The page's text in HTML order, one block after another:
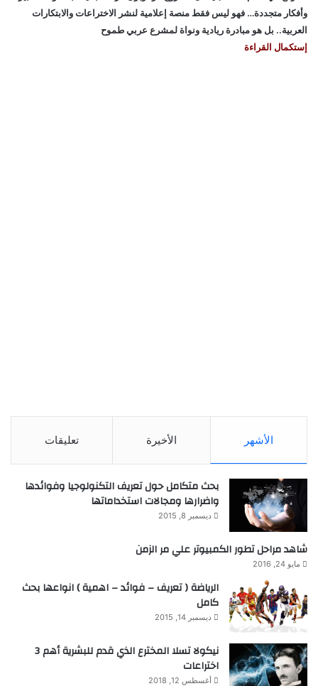
وأفكار متجددة… فهو ليس فقط منصة إعلامية لنشر الاختراعات والابتكارات
العربية.. بل هو مبادرة ريادية ونواة لمشرع عربي طموح
إستكمال القراءة
الأشهر الأخيرة تعليقات
بحث متكامل حول تعريف التكنولوجيا وفوائدها
واضرارها ومجالات استخداماتها
ديسمبر 8, 2015
شاهد مراحل تطور الكمبيوتر علي مر الزمن
مايو 24, 2016
الرياضة ( تعريف – فوائد – اهمية ) انواعها بحث
كامل
ديسمبر 14, 2015
نيكولا تسلا المخترع الذي قدم للبشرية أهم 3
اختراعات
أغسطس 12, 2018